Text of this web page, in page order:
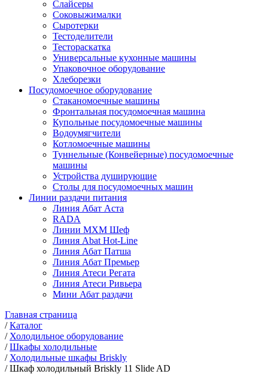
Слайсеры
Соковыжималки
Сыротерки
Тестоделители
Тестораскатка
Универсальные кухонные машины
Упаковочное оборудование
Хлеборезки
Посудомоечное оборудование
Стаканомоечные машины
Фронтальная посудомоечная машина
Купольные посудомоечные машины
Водоумягчители
Котломоечные машины
Туннельные (Конвейерные) посудомоечные
машины
Устройства душирующие
Столы для посудомоечных машин
Линии раздачи питания
Линия Абат Аста
RADA
Линии МХМ Шеф
Линия Abat Hot-Line
Линия Абат Патша
Линия Абат Премьер
Линия Атеси Регата
Линия Атеси Ривьера
Мини Абат раздачи
Главная страница
/Каталог
/ Холодильное оборудование
/Шкафы холодильные
/ Холодильные шкафы Briskly
/Шкаф холодильный Briskly 11 Slide AD